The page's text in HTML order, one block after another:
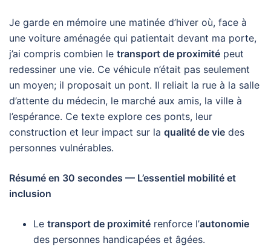
Je garde en mémoire une matinée d’hiver où, face à
une voiture aménagée qui patientait devant ma porte,
j’ai compris combien le transport de proximité peut
redessiner une vie. Ce véhicule n’était pas seulement
un moyen; il proposait un pont. Il reliait la rue à la salle
d’attente du médecin, le marché aux amis, la ville à
l’espérance. Ce texte explore ces ponts, leur
construction et leur impact sur la qualité de vie des
personnes vulnérables.
Résumé en 30 secondes — L’essentiel mobilité et
inclusion
Le transport de proximité renforce l’autonomie
des personnes handicapées et âgées.